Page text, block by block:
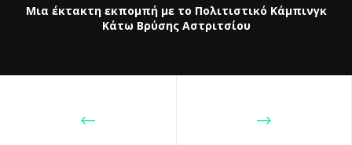
Μια έκτακτη εκπομπή με το Πολιτιστικό Κάμπινγκ
Κάτω Βρύσης Αστριτσίου